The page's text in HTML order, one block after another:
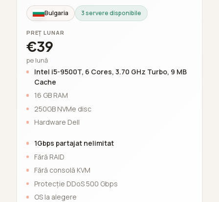
Bulgaria 3 servere disponibile
PREȚ LUNAR
€39
pe lună
Intel i5-9500T, 6 Cores, 3.70 GHz Turbo, 9 MB
Cache
16 GB RAM
250GB NVMe disc
Hardware Dell
1Gbps partajat nelimitat
Fără RAID
Fără consolă KVM
Protecție DDoS 500 Gbps
OS la alegere